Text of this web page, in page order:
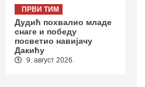
ПРВИ ТИМ
Дудић похвалио младе
снаге и победу
посветио навијачу
Дакићу
9. август 2026.